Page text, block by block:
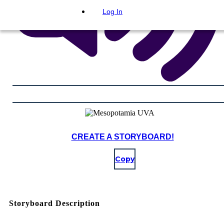
Log In
CREATE A STORYBOARD!
Copy
Storyboard Description